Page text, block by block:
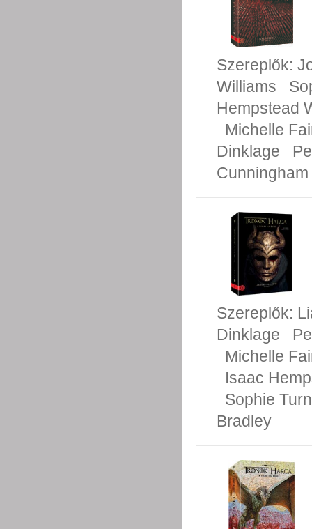
Szereplők:
Williams
Hempstead
Michelle
Dinklage
Cunningham
Szereplők:
Dinklage
Michelle
Isaac
Sophie
Bradley